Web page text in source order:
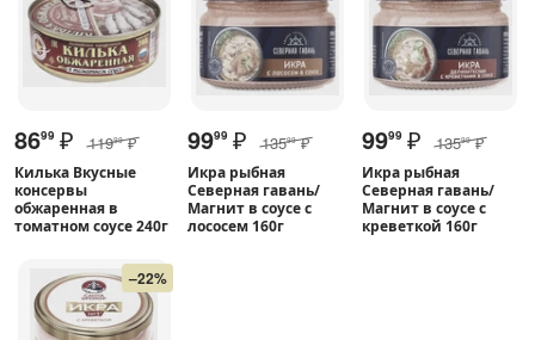
8699 ₽ 11999 ₽
Килька Вкусные
консервы
обжаренная в
томатном соусе 240г
9999 ₽ 13599 ₽
Икра рыбная
Северная гавань/
Магнит в соусе с
лососем 160г
9999 ₽ 13599 ₽
Икра рыбная
Северная гавань/
Магнит в соусе с
креветкой 160г
–22%